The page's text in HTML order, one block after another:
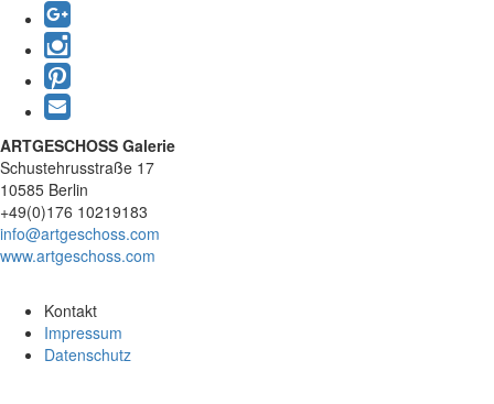
ARTGESCHOSS Galerie
Schustehrusstraße 17
10585 Berlin
+49(0)176 10219183
info@artgeschoss.com
www.artgeschoss.com
Kontakt
Impressum
Datenschutz